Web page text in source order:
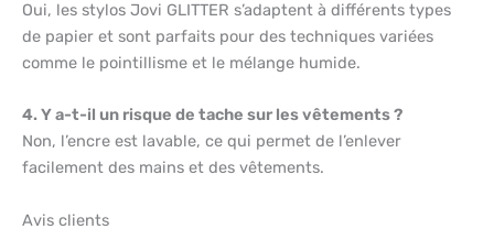
Oui, les stylos Jovi GLITTER s’adaptent à différents types
de papier et sont parfaits pour des techniques variées
comme le pointillisme et le mélange humide.
4. Y a-t-il un risque de tache sur les vêtements ?
Non, l’encre est lavable, ce qui permet de l’enlever
facilement des mains et des vêtements.
Avis clients